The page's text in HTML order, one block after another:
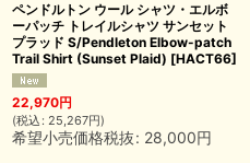
ペンドルトン ウール シャツ・エルボ
ーパッチ トレイルシャツ サンセット
プラッド S/Pendleton Elbow-patch
Trail Shirt (Sunset Plaid) [HACT66]
22,970円
(税込 : 25,267円)
希望小売価格税抜: 28,000円